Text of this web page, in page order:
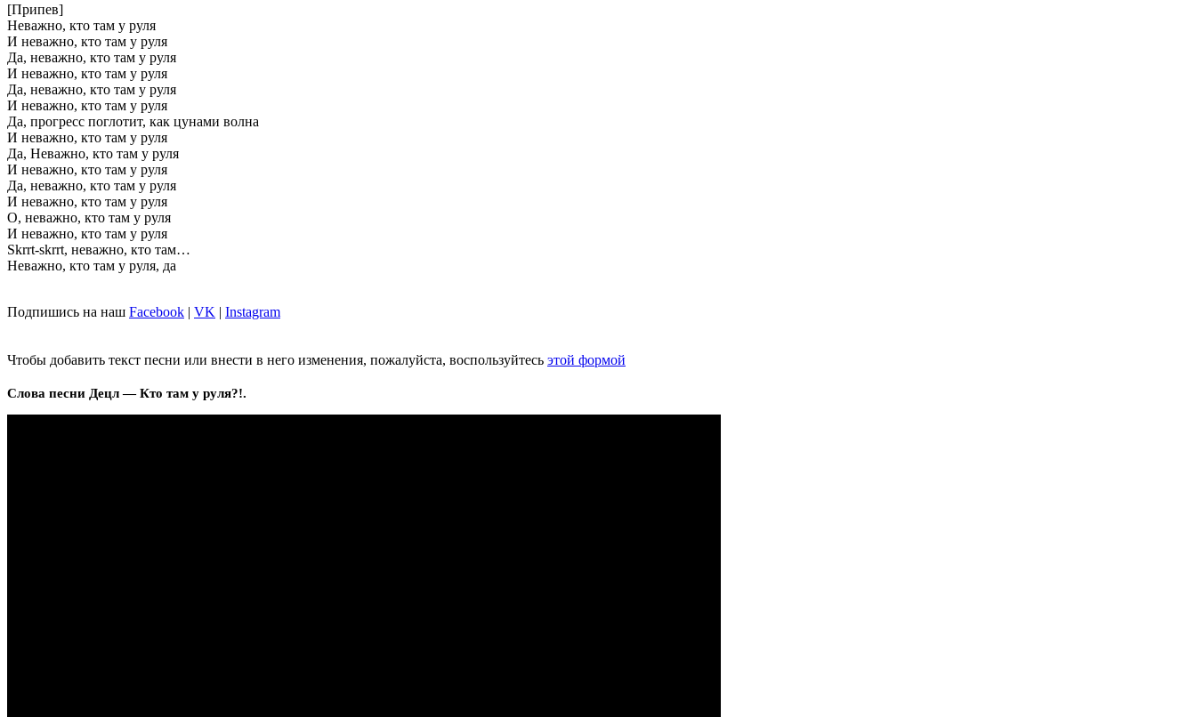
[Припев]
Неважно, кто там у руля
И неважно, кто там у руля
Да, неважно, кто там у руля
И неважно, кто там у руля
Да, неважно, кто там у руля
И неважно, кто там у руля
Да, прогресс поглотит, как цунами волна
И неважно, кто там у руля
Да, Неважно, кто там у руля
И неважно, кто там у руля
Да, неважно, кто там у руля
И неважно, кто там у руля
О, неважно, кто там у руля
И неважно, кто там у руля
Skrrt-skrrt, неважно, кто там…
Неважно, кто там у руля, да
Подпишись на наш Facebook | VK | Instagram
Чтобы добавить текст песни или внести в него изменения, пожалуйста, воспользуйтесь этой формой
Слова песни Децл — Кто там у руля?!.